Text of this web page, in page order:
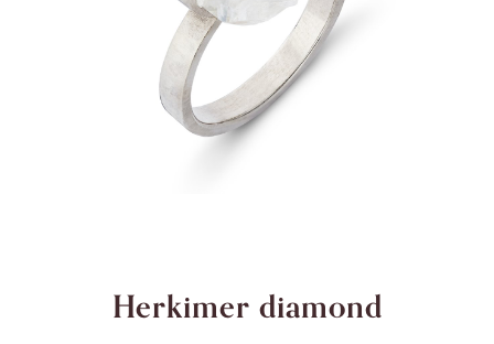
Herkimer diamond